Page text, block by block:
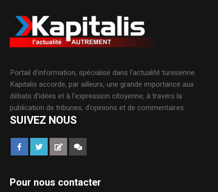
Portail d’information, spécialisé dans l’actualité tunisienne.
Kapitalis accorde, par ailleurs, une grande importance aux
débats d’idées et à l’expression citoyenne, à travers la
publication de tribunes, d’opinions et de commentaires.
SUIVEZ NOUS
Pour nous contacter